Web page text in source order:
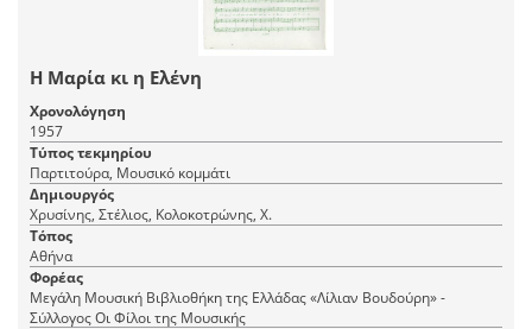
Η Μαρία κι η Ελένη
Χρονολόγηση
1957
Τύπος τεκμηρίου
Παρτιτούρα, Μουσικό κομμάτι
Δημιουργός
Χρυσίνης, Στέλιος, Κολοκοτρώνης, Χ.
Τόπος
Αθήνα
Φορέας
Μεγάλη Μουσική Βιβλιοθήκη της Ελλάδας «Λίλιαν Βουδούρη» -
Σύλλογος Οι Φίλοι της Μουσικής